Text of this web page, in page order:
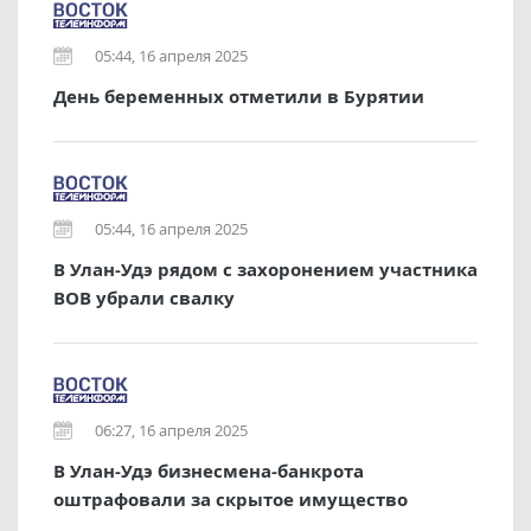
05:44, 16 апреля 2025
День беременных отметили в Бурятии
05:44, 16 апреля 2025
В Улан-Удэ рядом с захоронением участника
ВОВ убрали свалку
06:27, 16 апреля 2025
В Улан-Удэ бизнесмена-банкрота
оштрафовали за скрытое имущество